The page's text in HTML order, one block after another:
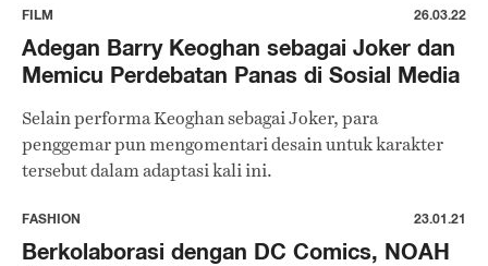
FILM 26.03.22
Adegan Barry Keoghan sebagai Joker dan
Memicu Perdebatan Panas di Sosial Media
Selain performa Keoghan sebagai Joker, para
penggemar pun mengomentari desain untuk karakter
tersebut dalam adaptasi kali ini.
FASHION 23.01.21
Berkolaborasi dengan DC Comics, NOAH